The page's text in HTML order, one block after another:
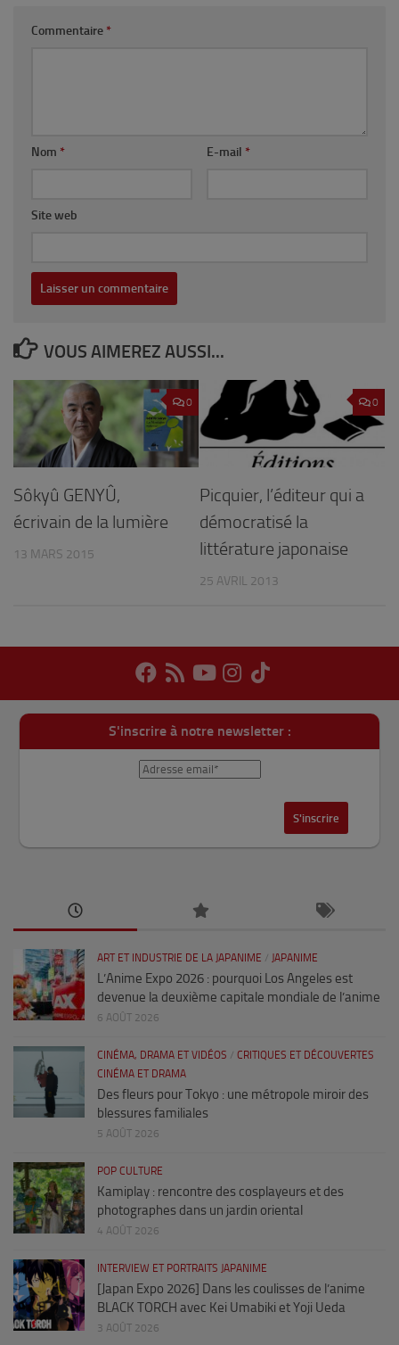
Commentaire *
Nom * E-mail *
Site web
VOUS AIMEREZ AUSSI...
0
Sôkyû GENYÛ,
écrivain de la lumière
13 MARS 2015
0
Picquier, l’éditeur qui a
démocratisé la
littérature japonaise
25 AVRIL 2013
S'inscrire à notre newsletter :
ART ET INDUSTRIE DE LA JAPANIME / JAPANIME
L’Anime Expo 2026 : pourquoi Los Angeles est
devenue la deuxième capitale mondiale de l’anime
6 AOÛT 2026
CINÉMA, DRAMA ET VIDÉOS / CRITIQUES ET DÉCOUVERTES
CINÉMA ET DRAMA
Des fleurs pour Tokyo : une métropole miroir des
blessures familiales
5 AOÛT 2026
POP CULTURE
Kamiplay : rencontre des cosplayeurs et des
photographes dans un jardin oriental
4 AOÛT 2026
INTERVIEW ET PORTRAITS JAPANIME
[Japan Expo 2026] Dans les coulisses de l’anime
BLACK TORCH avec Kei Umabiki et Yoji Ueda
3 AOÛT 2026